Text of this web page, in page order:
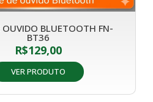
OUVIDO BLUETOOTH FN-
BT36
R$129,00
VER PRODUTO